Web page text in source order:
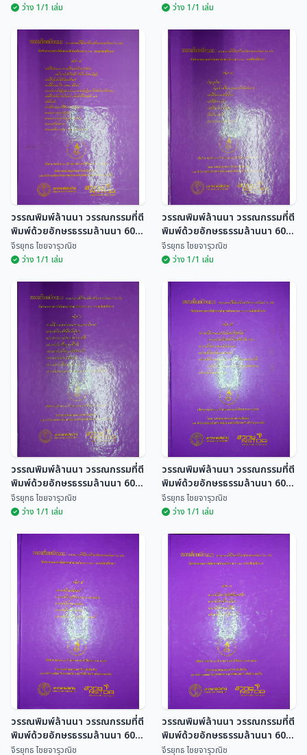
วรรณพิมพ์ล้านนา
วรรณกรรมที่ตีพิมพ์ด้วย
อักษรธรรมล้านนา 60 เล่ม
จีรยุทธ ไชยจารุวณิช
ว่าง 1/1 เล่ม
วรรณพิมพ์ล้านนา
วรรณกรรมที่ตีพิมพ์ด้วย
อักษรธรรมล้านนา 60 เล่ม
จีรยุทธ ไชยจารุวณิช
ว่าง 1/1 เล่ม
วรรณพิมพ์ล้านนา
วรรณกรรมที่ตีพิมพ์ด้วย
อักษรธรรมล้านนา 60 เล่ม
จีรยุทธ ไชยจารุวณิช
วรรณพิมพ์ล้านนา วรรณกรรมที่ตี
พิมพ์ด้วยอักษรธรรมล้านนา 60
เล่ม
จีรยุทธ ไชยจารุวณิช
ว่าง 1/1 เล่ม
วรรณพิมพ์ล้านนา
วรรณกรรมที่ตีพิมพ์ด้วย
อักษรธรรมล้านนา 60 เล่ม
จีรยุทธ ไชยจารุวณิช
วรรณพิมพ์ล้านนา วรรณกรรมที่ตี
พิมพ์ด้วยอักษรธรรมล้านนา 60
เล่ม
จีรยุทธ ไชยจารุวณิช
ว่าง 1/1 เล่ม
วรรณพิมพ์ล้านนา
วรรณกรรมที่ตีพิมพ์ด้วย
อักษรธรรมล้านนา 60 เล่ม
จีรยุทธ ไชยจารุวณิช
วรรณพิมพ์ล้านนา วรรณกรรมที่ตี
พิมพ์ด้วยอักษรธรรมล้านนา 60
เล่ม
จีรยุทธ ไชยจารุวณิช
ว่าง 1/1 เล่ม
วรรณพิมพ์ล้านนา
วรรณกรรมที่ตีพิมพ์ด้วย
อักษรธรรมล้านนา 60 เล่ม
จีรยุทธ ไชยจารุวณิช
วรรณพิมพ์ล้านนา วรรณกรรมที่ตี
พิมพ์ด้วยอักษรธรรมล้านนา 60
เล่ม
จีรยุทธ ไชยจารุวณิช
ว่าง 1/1 เล่ม
วรรณพิมพ์ล้านนา วรรณกรรมที่ตี
พิมพ์ด้วยอักษรธรรมล้านนา 60
เล่ม
จีรยุทธ ไชยจารุวณิช
วรรณพิมพ์ล้านนา วรรณกรรมที่ตี
พิมพ์ด้วยอักษรธรรมล้านนา 60
เล่ม
จีรยุทธ ไชยจารุวณิช